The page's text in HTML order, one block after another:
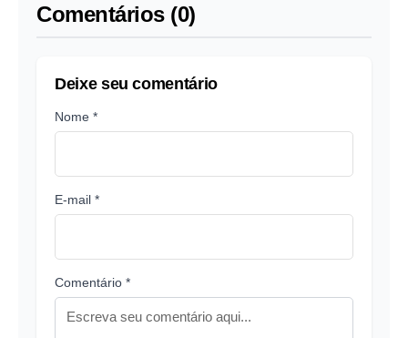
Comentários (0)
Deixe seu comentário
Nome *
E-mail *
Comentário *